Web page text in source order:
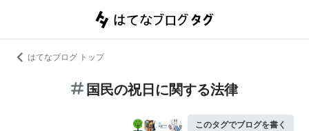
はてなブログ トップ
国民の祝日に関する法律
このタグでブログを書く